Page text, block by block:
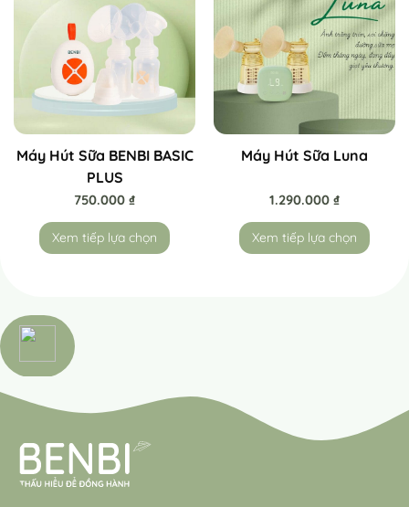
Máy Hút Sữa BENBI BASIC
PLUS
750.000 ₫
Xem tiếp lựa chọn
Máy Hút Sữa Luna
1.290.000 ₫
Xem tiếp lựa chọn